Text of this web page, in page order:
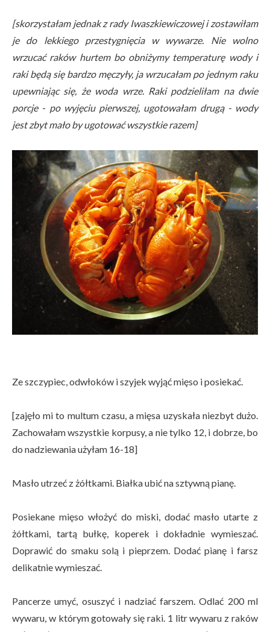
[skorzystałam jednak z rady Iwaszkiewiczowej i zostawiłam
je do lekkiego przestygnięcia w wywarze. Nie wolno
wrzucać raków hurtem bo obniżymy temperaturę wody i
raki będą się bardzo męczyły, ja wrzucałam po jednym raku
upewniając się, że woda wrze. Raki podzieliłam na dwie
porcje - po wyjęciu pierwszej, ugotowałam drugą - wody
jest zbyt mało by ugotować wszystkie razem]
Ze szczypiec, odwłoków i szyjek wyjąć mięso i posiekać.
[zajęło mi to multum czasu, a mięsa uzyskała niezbyt dużo.
Zachowałam wszystkie korpusy, a nie tylko 12, i dobrze, bo
do nadziewania użyłam 16-18]
Masło utrzeć z żółtkami. Białka ubić na sztywną pianę.
Posiekane mięso włożyć do miski, dodać masło utarte z
żółtkami, tartą bułkę, koperek i dokładnie wymieszać.
Doprawić do smaku solą i pieprzem. Dodać pianę i farsz
delikatnie wymieszać.
Pancerze umyć, osuszyć i nadziać farszem. Odlać 200 ml
wywaru, w którym gotowały się raki. 1 litr wywaru z raków